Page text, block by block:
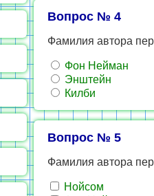
Вопрос № 4
Фамилия автора
Фон Нейман
Энштейн
Килби
Вопрос № 5
Фамилия автора
Нойсом